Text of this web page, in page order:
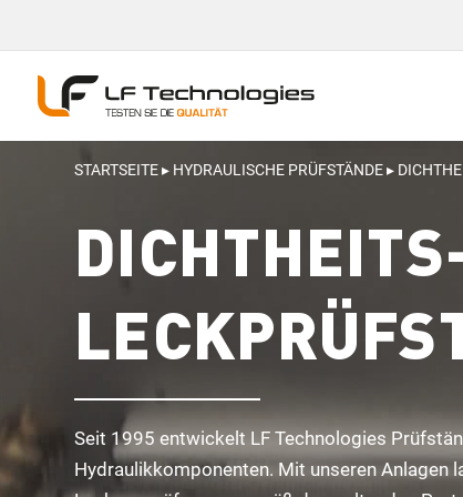
STARTSEITE▸ HYDRAULISCHE PRÜFSTÄNDE▸
Seit 1995 entwickelt LF Technologies
Hydraulikkomponenten. Mit unseren Anlagen